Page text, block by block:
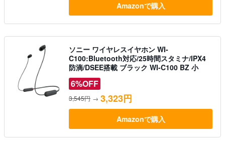
Amazonで購入
ソニー ワイヤレスイヤホン WI-
C100:Bluetooth対応/25時間スタミナ/IPX4
防滴/DSEE搭載 ブラック WI-C100 BZ 小
6%OFF
3,545円 → 3,323円
Amazonで購入